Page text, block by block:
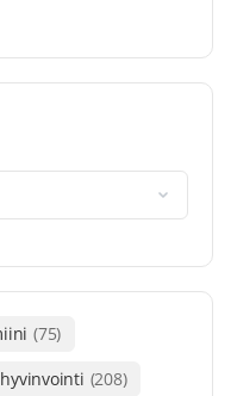
(75)
hyvinvointi (208)